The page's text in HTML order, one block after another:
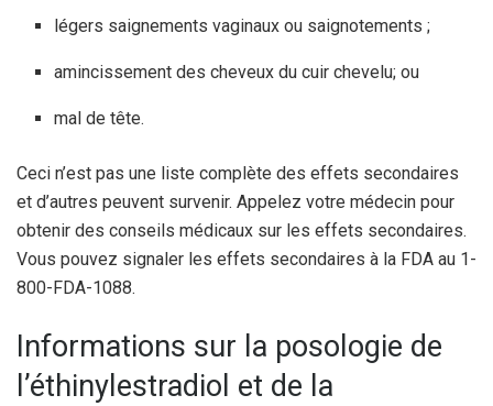
légers saignements vaginaux ou saignotements ;
amincissement des cheveux du cuir chevelu; ou
mal de tête.
Ceci n’est pas une liste complète des effets secondaires
et d’autres peuvent survenir. Appelez votre médecin pour
obtenir des conseils médicaux sur les effets secondaires.
Vous pouvez signaler les effets secondaires à la FDA au 1-
800-FDA-1088.
Informations sur la posologie de
l’éthinylestradiol et de la